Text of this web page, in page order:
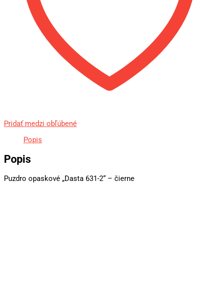
Pridať medzi obľúbené
Popis
Popis
Puzdro opaskové „Dasta 631-2“ – čierne